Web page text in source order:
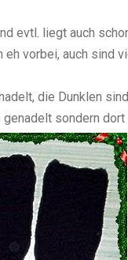
evtl. liegt auch
vorbei, auch sind
die Dunklen
sondern